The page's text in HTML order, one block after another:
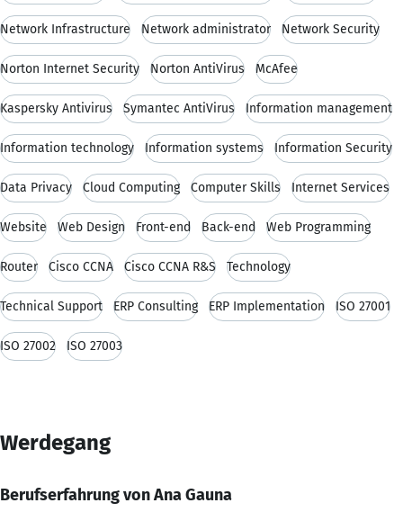
Network Infrastructure Network administrator Network Security
Norton Internet Security Norton AntiVirus McAfee
Kaspersky Antivirus Symantec AntiVirus Information management
Information technology Information systems Information Security
Data Privacy Cloud Computing Computer Skills Internet Services
Website Web Design Front-end Back-end Web Programming
Router Cisco CCNA Cisco CCNA R&S Technology
Technical Support ERP Consulting ERP Implementation ISO 27001
ISO 27002 ISO 27003
Werdegang
Berufserfahrung von Ana Gauna